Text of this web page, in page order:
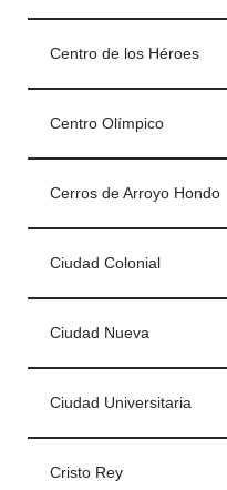
Centro de los Héroes
Centro Olímpico
Cerros de Arroyo Hondo
Ciudad Colonial
Ciudad Nueva
Ciudad Universitaria
Cristo Rey